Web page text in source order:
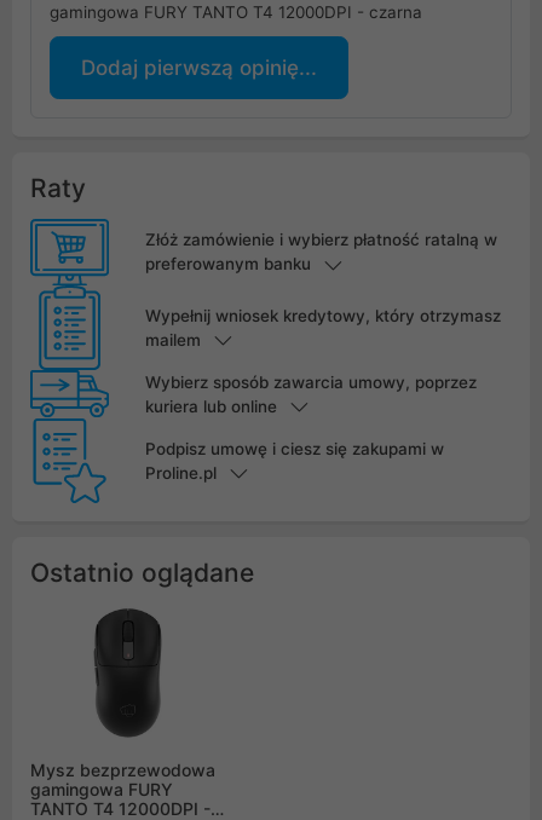
gamingowa FURY TANTO T4 12000DPI - czarna
Dodaj pierwszą opinię...
Raty
Złóż zamówienie i wybierz płatność ratalną w
preferowanym banku
Wypełnij wniosek kredytowy, który otrzymasz
mailem
Wybierz sposób zawarcia umowy, poprzez
kuriera lub online
Podpisz umowę i ciesz się zakupami w
Proline.pl
Ostatnio oglądane
Mysz bezprzewodowa
gamingowa FURY
TANTO T4 12000DPI -